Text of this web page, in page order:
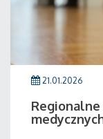
21.01.2026